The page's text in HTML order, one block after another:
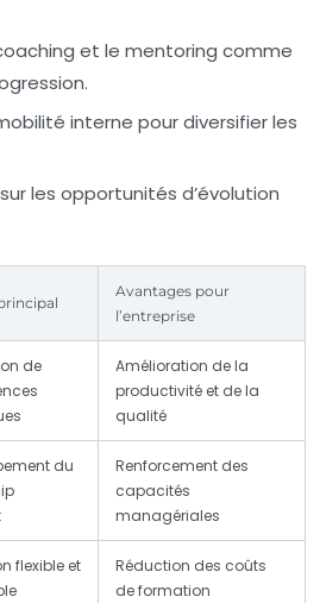
et le mentoring comme
interne pour diversifier les
les opportunités d’évolution
Avantages pour
l’entreprise
de
Amélioration de la
productivité et de la
qualité
du
Renforcement des
capacités
managériales
flexible et
Réduction des coûts
de formation